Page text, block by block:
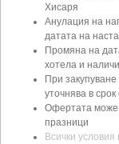
Хисаря
Анулация на
датата на
Промяна на
хотела и
При
уточнява в
Офертата може
празници
Всички